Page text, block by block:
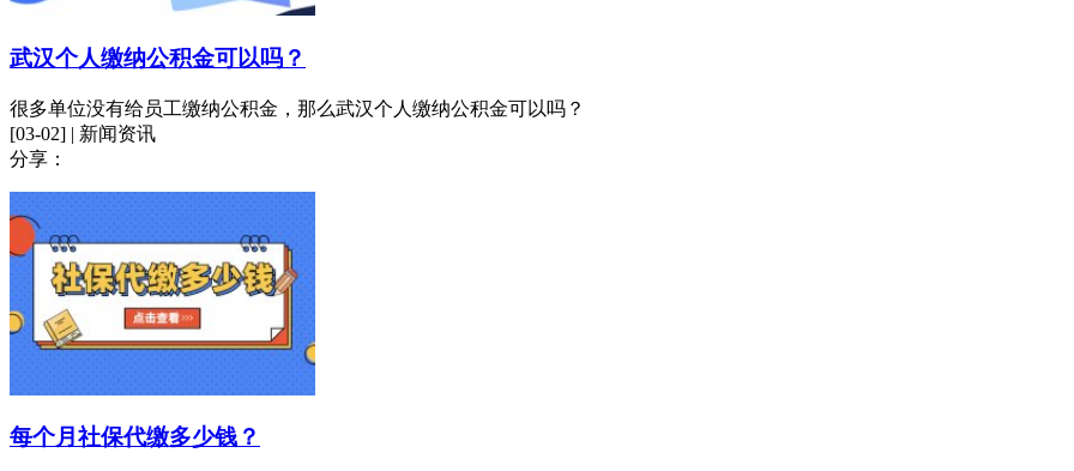
武汉个人缴纳公积金可以吗？
很多单位没有给员工缴纳公积金，那么武汉个人缴纳公积金可以吗？
[03-02] | 新闻资讯
分享：
每个月社保代缴多少钱？